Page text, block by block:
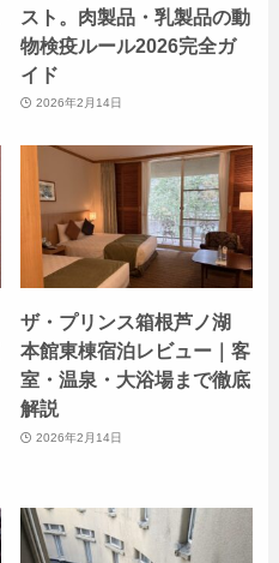
スト。肉製品・乳製品の動
物検疫ルール2026完全ガ
イド
2026年2月14日
ザ・プリンス箱根芦ノ湖
本館東棟宿泊レビュー｜客
室・温泉・大浴場まで徹底
解説
2026年2月14日